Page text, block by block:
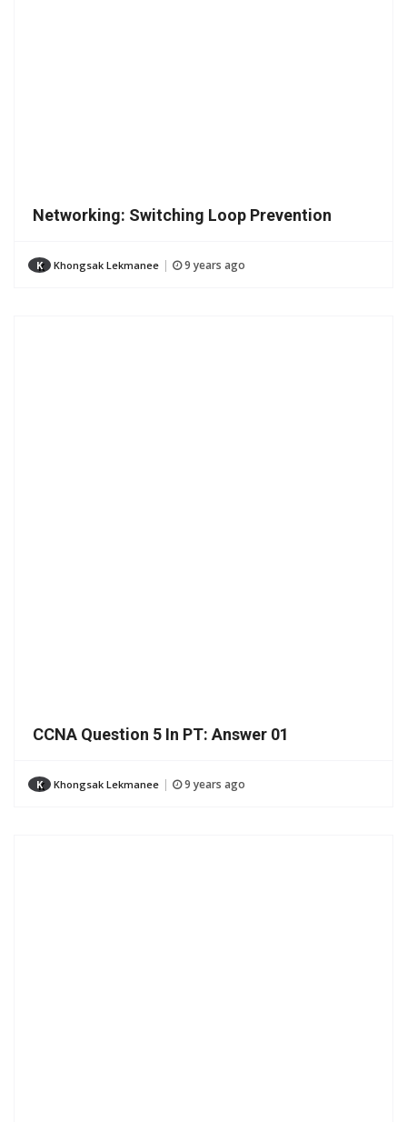
Networking: Switching Loop Prevention
K Khongsak Lekmanee 9 years ago
CCNA Question 5 In PT: Answer 01
K Khongsak Lekmanee 9 years ago